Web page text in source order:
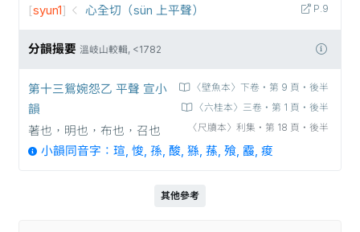
P.9
[syun1] 心全切（sün 上平聲）
分韻撮要 溫岐山較輯, <1782
〈壁魚本〉下卷‧第 9 頁‧後半
〈六桂本〉三卷‧第 1 頁‧後半
〈尺牘本〉利集‧第 18 頁‧後半
第十三鴛婉怨乙 平聲 宣小
韻
著也，明也，布也，召也
小韻同音字：瑄, 悛, 孫, 酸, 猻, 蓀, 飱, 𩆑, 痠
其他參考